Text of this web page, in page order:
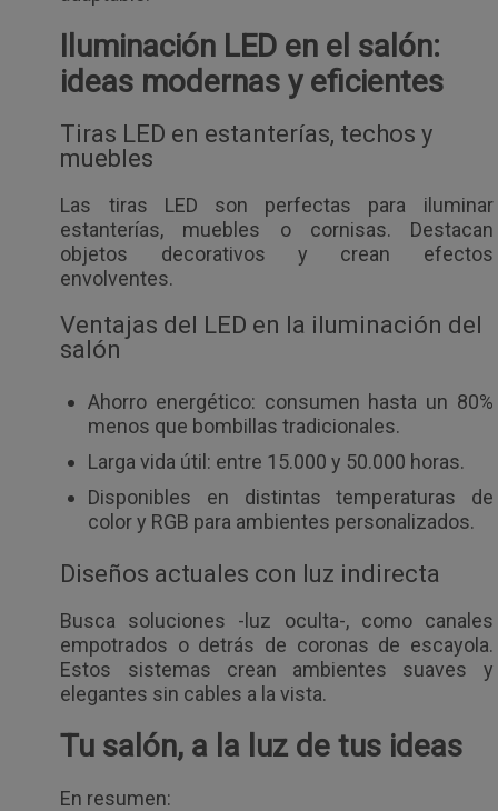
Iluminación LED en el salón:
ideas modernas y eficientes
Tiras LED en estanterías, techos y
muebles
Las tiras LED son perfectas para iluminar
estanterías, muebles o cornisas. Destacan
objetos decorativos y crean efectos
envolventes.
Ventajas del LED en la iluminación del
salón
Ahorro energético: consumen hasta un 80%
menos que bombillas tradicionales.
Larga vida útil: entre 15.000 y 50.000 horas.
Disponibles en distintas temperaturas de
color y RGB para ambientes personalizados.
Diseños actuales con luz indirecta
Busca soluciones -luz oculta-, como canales
empotrados o detrás de coronas de escayola.
Estos sistemas crean ambientes suaves y
elegantes sin cables a la vista.
Tu salón, a la luz de tus ideas
En resumen: